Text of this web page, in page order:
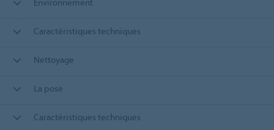
Caractéristiques techniques
Nettoyage
La pose
Caractéristiques techniques